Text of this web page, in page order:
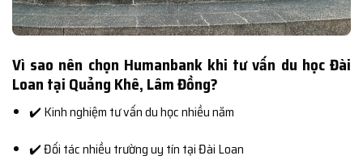
Vì sao nên chọn Humanbank khi tư vấn du học Đài
Loan tại Quảng Khê, Lâm Đồng?
✔️ Kinh nghiệm tư vấn du học nhiều năm
✔️ Đối tác nhiều trường uy tín tại Đài Loan